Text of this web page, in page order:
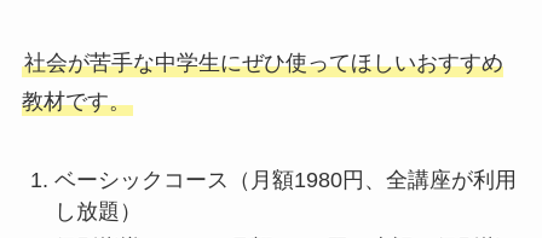
社会が苦手な中学生にぜひ使ってほしいおすすめ
教材です。
ベーシックコース（月額1980円、全講座が利用
し放題）